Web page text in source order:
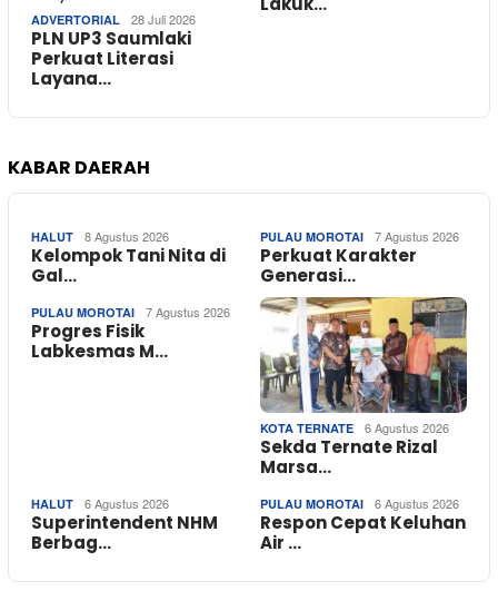
ADVERTORIAL 28 Juli 2026
PLN UP3 Saumlaki
Perkuat Literasi
Layana…
KABAR DAERAH
HALUT 8 Agustus 2026
Kelompok Tani Nita di
Gal…
PULAU MOROTAI 7 Agustus 2026
Perkuat Karakter
Generasi…
PULAU MOROTAI 7 Agustus 2026
Progres Fisik
Labkesmas M…
KOTA TERNATE 6 Agustus 2026
Sekda Ternate Rizal
Marsa…
HALUT 6 Agustus 2026
Superintendent NHM
Berbag…
PULAU MOROTAI 6 Agustus 2026
Respon Cepat Keluhan
Air …